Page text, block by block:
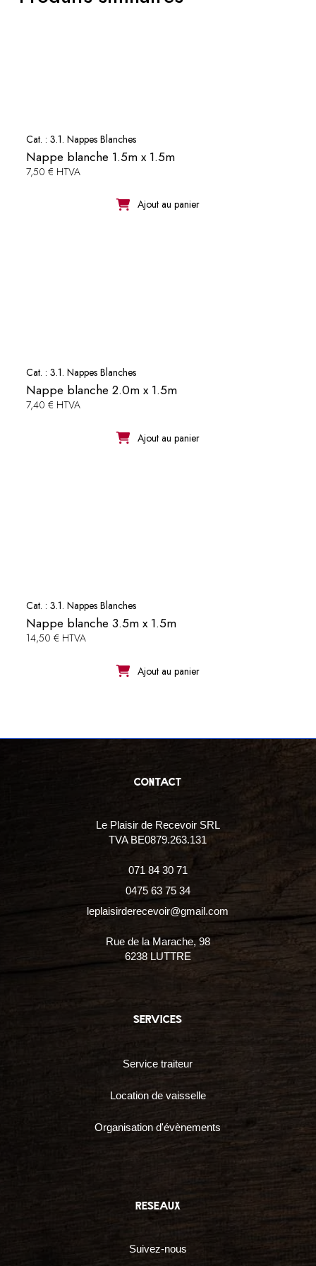
Cat. : 3.1. Nappes Blanches
Nappe blanche 1.5m x 1.5m
7,50 € HTVA
Ajout au panier
Cat. : 3.1. Nappes Blanches
Nappe blanche 2.0m x 1.5m
7,40 € HTVA
Ajout au panier
Cat. : 3.1. Nappes Blanches
Nappe blanche 3.5m x 1.5m
14,50 € HTVA
Ajout au panier
contact
Le Plaisir de Recevoir SRL
TVA BE0879.263.131
071 84 30 71
0475 63 75 34
leplaisirderecevoir@gmail.com
Rue de la Marache, 98
6238 LUTTRE
services
Service traiteur
Location de vaisselle
Organisation d'évènements
reseaux
Suivez-nous